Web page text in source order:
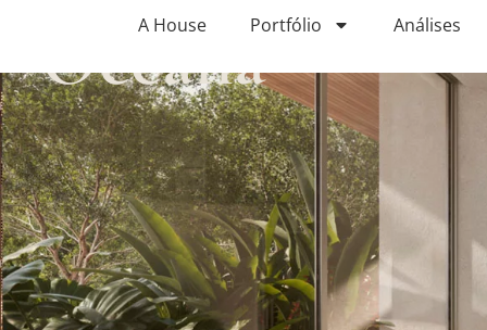
A House Portfólio Análises
Oceana